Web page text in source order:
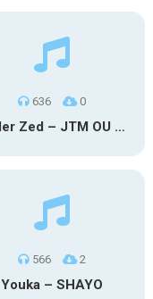
636 0
Spider Zed – JTM OU TG
566 2
Youka – SHAYO